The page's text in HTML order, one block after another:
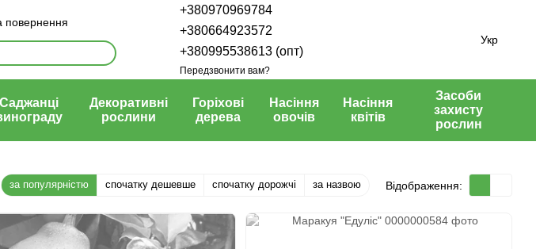
повернення
+380970969784
+380664923572
+380995538613 (опт)
Передзвонити вам?
Укр
Саджанці
Декоративні
рослини
Горіхові
дерева
Насіння
овочів
Насіння
квітів
Засоби
захисту
рослин
за популярністю спочатку дешевше спочатку дорожчі за назвою Відображення: